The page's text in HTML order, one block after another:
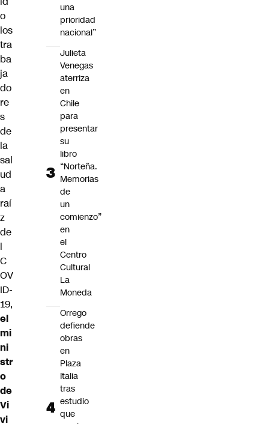
o
los
tra
ba
ja
do
re
s
de
la
sal
ud
a
raí
z
de
l
C
OV
ID-
19,
el
mi
ni
str
o
de
Vi
vi
una
prioridad
nacional”
Julieta
Venegas
aterriza
en
Chile
para
presentar
su
libro
“Norteña.
Memorias
de
un
comienzo”
en
el
Centro
Cultural
La
Moneda
Orrego
defiende
obras
en
Plaza
Italia
tras
estudio
que